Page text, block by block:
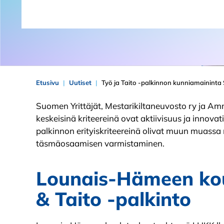
Etusivu Uutiset Työ ja Taito -palkinnon kunniamaininta
Suomen Yrittäjät, Mestarikiltaneuvosto ry ja
keskeisinä kriteereinä ovat aktiivisuus ja
palkinnon erityiskriteereinä olivat muun
täsmäosaamisen varmistaminen.
Lounais-Hämeen
& Taito -palkinto